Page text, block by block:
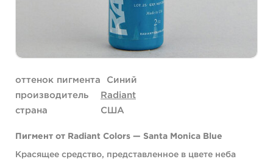
оттенок пигмента
Синий
производитель
Radiant
страна
США
Пигмент от Radiant Colors — Santa Monica Blue
Красящее средство, представленное в цвете неба